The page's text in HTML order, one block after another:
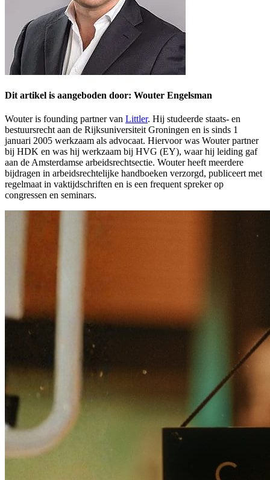
Dit artikel is aangeboden door: Wouter Engelsman
Wouter is founding partner van Littler. Hij studeerde staats- en
bestuursrecht aan de Rijksuniversiteit Groningen en is sinds 1
januari 2005 werkzaam als advocaat. Hiervoor was Wouter partner
bij HDK en was hij werkzaam bij HVG (EY), waar hij leiding gaf
aan de Amsterdamse arbeidsrechtsectie. Wouter heeft meerdere
bijdragen in arbeidsrechtelijke handboeken verzorgd, publiceert met
regelmaat in vaktijdschriften en is een frequent spreker op
congressen en seminars.